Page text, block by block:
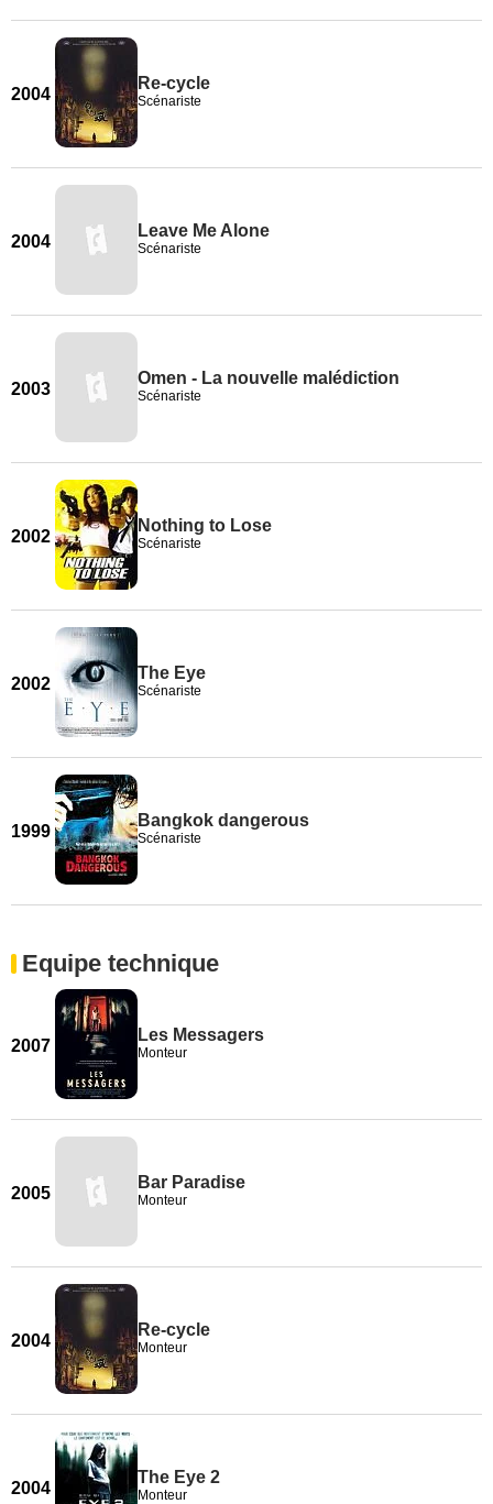
2004
Re-cycle
Scénariste
2004
Leave Me Alone
Scénariste
2003
Omen - La nouvelle malédiction
Scénariste
2002
Nothing to Lose
Scénariste
2002
The Eye
Scénariste
1999
Bangkok dangerous
Scénariste
Equipe technique
2007
Les Messagers
Monteur
2005
Bar Paradise
Monteur
2004
Re-cycle
Monteur
2004
The Eye 2
Monteur